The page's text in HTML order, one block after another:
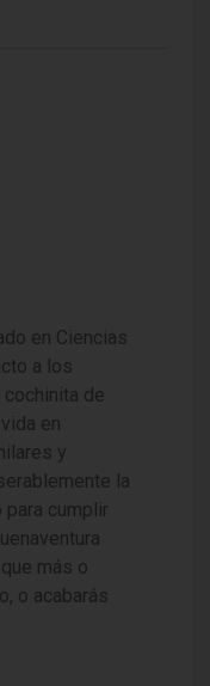
en Ciencias
a los
de
en
y
la
cumplir
más o
o acabarás